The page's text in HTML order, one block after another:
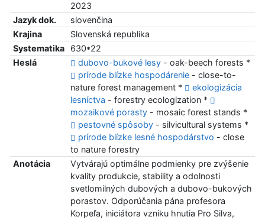
2023
Jazyk dok.
slovenčina
Krajina
Slovenská republika
Systematika
630*22
Heslá
dubovo-bukové lesy- oak-beech forests *
prírode blízke hospodárenie- close-to-
nature forest management *
ekologizácia
lesníctva - forestry ecologization *
mozaikové porasty- mosaic forest stands *
pestovné spôsoby- silvicultural systems *
prírode blízke lesné hospodárstvo - close
to nature forestry
Anotácia
Vytvárajú optimálne podmienky pre zvýšenie
kvality produkcie, stability a odolnosti
svetlomilných dubových a dubovo-bukových
porastov. Odporúčania pána profesora
Korpeľa, iniciátora vzniku hnutia Pro Silva,